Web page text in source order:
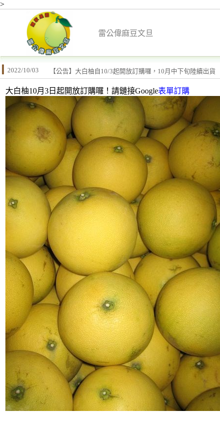
>
雷公偉麻豆文旦
2022/10/03 【公告】大白柚自10/3起開放訂購囉，10月中下旬陸續出貨
大白柚10月3日起開放訂購囉！請鏈接Google表單訂購